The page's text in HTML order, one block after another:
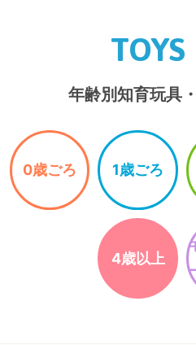
TOYS
年齢別知育玩具
0歳ごろ 1歳ごろ
4歳以上